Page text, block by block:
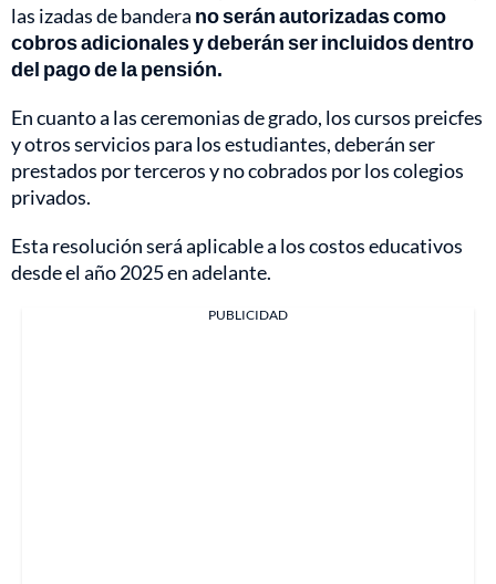
las izadas de bandera no serán autorizadas como
cobros adicionales y deberán ser incluidos dentro
del pago de la pensión.
En cuanto a las ceremonias de grado, los cursos preicfes
y otros servicios para los estudiantes, deberán ser
prestados por terceros y no cobrados por los colegios
privados.
Esta resolución será aplicable a los costos educativos
desde el año 2025 en adelante.
PUBLICIDAD